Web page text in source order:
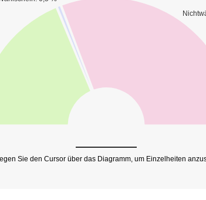
Sie den Cursor über das Diagramm, um Einzelheiten